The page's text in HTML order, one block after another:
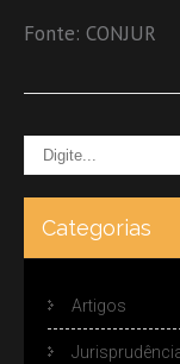
Fonte: CONJUR
Categorias
Artigos